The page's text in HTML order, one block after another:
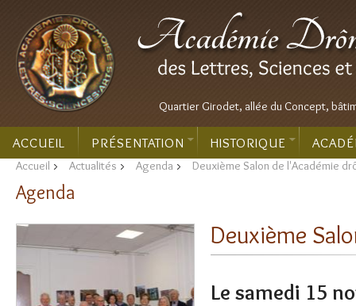
Quartier Girodet, allée du Concept,
ACCUEIL PRÉSENTATION HISTORIQUE
Accueil > Actualités > Agenda > Deuxième Salon de l'Académie
Agenda
Deuxième
Le samedi 15